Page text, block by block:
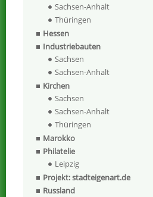
Sachsen-Anhalt
Thüringen
Hessen
Industriebauten
Sachsen
Sachsen-Anhalt
Kirchen
Sachsen
Sachsen-Anhalt
Thüringen
Marokko
Philatelie
Leipzig
Projekt: stadteigenart.de
Russland